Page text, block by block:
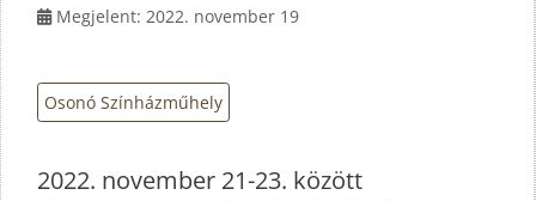
Megjelent: 2022. november 19
Osonó Színházműhely
2022. november 21-23. között